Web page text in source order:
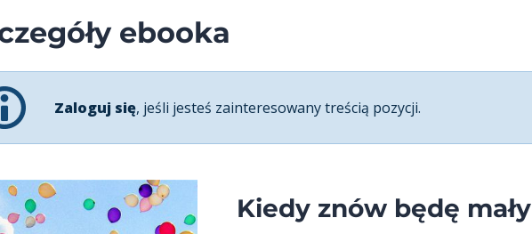
ebooka
Zaloguj się, jeśli jesteś zainteresowany treścią pozycji.
Kiedy znów będę mały